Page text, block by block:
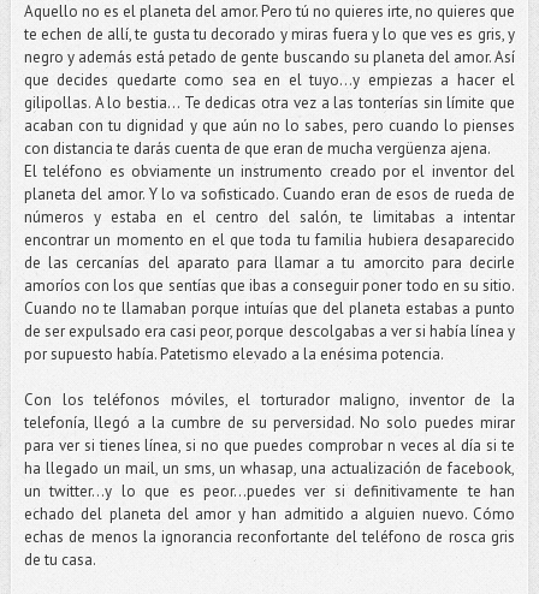
Aquello no es el planeta del amor. Pero tú no quieres irte, no quieres que
te echen de allí, te gusta tu decorado y miras fuera y lo que ves es gris, y
negro y además está petado de gente buscando su planeta del amor. Así
que decides quedarte como sea en el tuyo…y empiezas a hacer el
gilipollas. A lo bestia... Te dedicas otra vez a las tonterías sin límite que
acaban con tu dignidad y que aún no lo sabes, pero cuando lo pienses
con distancia te darás cuenta de que eran de mucha vergüenza ajena.
El teléfono es obviamente un instrumento creado por el inventor del
planeta del amor. Y lo va sofisticado. Cuando eran de esos de rueda de
números y estaba en el centro del salón, te limitabas a intentar
encontrar un momento en el que toda tu familia hubiera desaparecido
de las cercanías del aparato para llamar a tu amorcito para decirle
amoríos con los que sentías que ibas a conseguir poner todo en su sitio.
Cuando no te llamaban porque intuías que del planeta estabas a punto
de ser expulsado era casi peor, porque descolgabas a ver si había línea y
por supuesto había. Patetismo elevado a la enésima potencia.
Con los teléfonos móviles, el torturador maligno, inventor de la
telefonía, llegó a la cumbre de su perversidad. No solo puedes mirar
para ver si tienes línea, si no que puedes comprobar n veces al día si te
ha llegado un mail, un sms, un whasap, una actualización de facebook,
un twitter…y lo que es peor…puedes ver si definitivamente te han
echado del planeta del amor y han admitido a alguien nuevo. Cómo
echas de menos la ignorancia reconfortante del teléfono de rosca gris
de tu casa.